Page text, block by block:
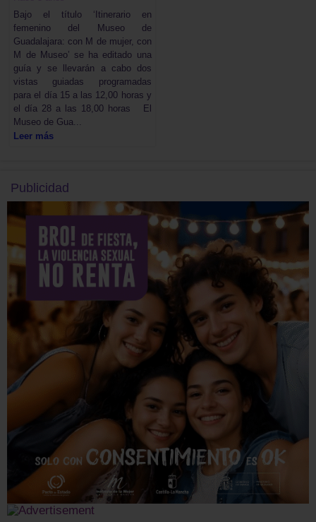
Bajo el título ‘Itinerario en
femenino del Museo de
Guadalajara: con M de mujer, con
M de Museo’ se ha editado una
guía y se llevarán a cabo dos
vistas guiadas programadas
para el día 15 a las 12,00 horas y
el día 28 a las 18,00 horas El
Museo de Gua...
Leer más
Publicidad